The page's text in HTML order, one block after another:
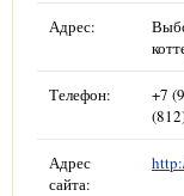
Адрес:
Телефон:
+7
Адрес
сайта: